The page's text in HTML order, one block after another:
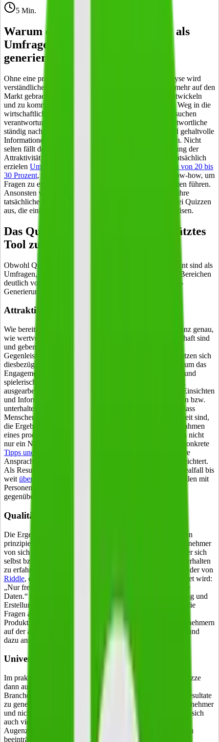
5 Min.
Warum eignen sich Quizze besser als
Umfragen, um wertige Leads zu
generieren?
Ohne eine präzise und aussagekräftige Zielgruppenanalyse wird
verständlicherweise kein Produkt, keine Dienstleistung mehr auf den
Markt gebracht. An den Kundenwünschen vorbei zu entwickeln
und zu kommunizieren, ist der einfachste und schnellste Weg in die
wirtschaftliche Bedeutungslosigkeit. Dementsprechend suchen
verantwortungsbewusste Marketing- und Vertriebsverantwortliche
ständig nach
, authentische und gehaltvolle
Informationen zu erheben, zu speichern und auszuwerten. Nicht
selten fällt der erste Blick auf Umfragen, die zur Steigerung der
Attraktivität oft mit Gewinnspielen verknüpft werden. Tatsächlich
erzielen Umfragen nur durchschnittliche Rücklaufquoten von 20 bis
30 Prozent, weiterhin erfordert es viel Vorarbeit und Know-how, um
Fragen zu entwickeln, die auch zu verwertbaren Antworten führen.
Ansonsten verspüren die Teilnehmer wenig Motivation, ihre
tatsächliche Meinung mitzuteilen. Ganz anders sieht es bei Quizzen
aus, die einige klare
Umfragen aufweisen.
Das Quiz, ein regelmäßig unterschätztes
Tool zur Lead-Generierung
Obwohl Quizze im Marketing-Kontext oft weniger bekannt sind als
Umfragen, liegen sie gerade in den besonders relevanten Bereichen
deutlich vorne. Folgende Kategorien spielen bei der Lead-
Generierung eine wichtige Rolle:
Attraktivität und User-Engagement
Wie bereits erwähnt, wissen die heutigen Konsumenten ganz genau,
wie wertvoll ihre personenbezogenen Daten für die Wirtschaft sind
und geben diese nicht mehr preis, ohne eine nennenswerte
Gegenleistung zu erhalten. Die Ersteller von Umfragen stützen sich
diesbezüglich auf direkte Belohnungen oder Verlosungen, um das
Engagement der Teilnehmer zu honorieren. Viel einfacher und
spielerischer löst man dieses Problem, wenn man sorgfältig
ausgearbeitete Quizze einsetzt, die den Nutzern hilfreiche Einsichten
und Informationen bereitstellen oder zumindest schmeicheln bzw.
unterhalten. Die Erfahrung in den Sozialen Medien zeigt, dass
Menschen Quizze nicht nur lieben, sondern auch gerne bereit sind,
die Ergebnisse mit ihren Followern/Friends zu teilen. Im Rahmen
eines produktbezogenen Persönlichkeitstests lässt sich dann nicht
nur ein Nutzer-Profil herausarbeiten, das dem Teilnehmer konkrete
Tipps und nützliche Hinweise
gibt, sondern auch die weitere
Ansprache durch das Unternehmen individualisiert und erleichtert.
Als Resultat winken hervorragende Rücklaufquoten (im Idealfall bis
weit über 90 Prozent
) und eine Multiplikation durch das Teilen mit
Personen, die dem Urheber des Quiz dann schon positiv
gegenüberstehen.
Qualität der Ergebnisse
Die Ergebnisse eines Quiz weisen im Vergleich zu Umfragen
prinzipiell einen sehr hohen Wahrheitsgehalt auf, da die Teilnehmer
von sich aus ein großes Eigeninteresse mitbringen, mehr über sich
selbst bzw. ein bestimmtes Persönlichkeits-Merkmal oder Verhalten
zu erfahren. Dies bestätigt auch Boris Pfeiffer, CEO & Founder von
Riddle, einem Online-Quiz-Tool, das in Deutschland gehostet wird:
„Nur freiwillig preisgegebene Daten sind gute und wertvolle
Daten.“ Entsprechend empfiehlt Pfeiffer, bei der Vorbereitung und
Erstellung des Quiz viel Sorgfalt walten zu lassen. Sowohl die
Fragen als auch die Schlussfolgerungen sollten zwischen
Produkt/Dienstleistung/Unternehmen auf der einen und Teilnehmern
auf der anderen Seite eine positiv besetzte Brücke schlagen und
dazu animieren, das Quiz zu teilen.
Universalität
Im praktischen Einsatz eignen sich geschickt aufgebaute Quizze
dann auch besser als Umfragen, um für erklärungsbedürftige
Branchen oder weniger bekannte Marken aussagekräftige Resultate
zu generieren. Denn im Mittelpunkt steht hier immer der Teilnehmer
und nicht der Auftraggeber oder die Marke. Tatsächlich lässt sich
auch viel mit angemessenem Humor, Selbstironie oder einem
Augenzwinkern arbeiten, ohne die Qualität der Ergebnisse zu
beeinträchtigen.